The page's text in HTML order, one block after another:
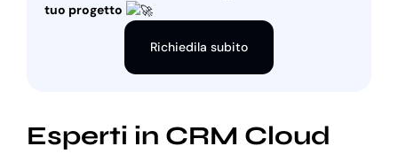
tuo progetto
Richiedila subito
Esperti in CRM Cloud